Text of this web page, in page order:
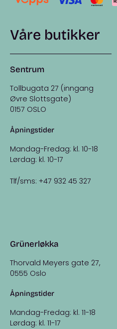
Våre butikker
Sentrum
Tollbugata 27 (inngang
Øvre Slottsgate)
0157 OSLO
Åpningstider
Mandag-Fredag: kl. 10-18
Lørdag: kl. 10-17
Tlf/sms: +47 932 45 327
Grünerløkka
Thorvald Meyers gate 27,
0555 Oslo
Åpningstider
Mandag-Fredag: kl. 11-18
Lørdag: kl. 11-17